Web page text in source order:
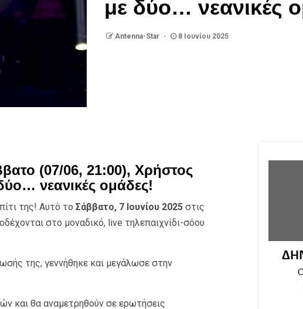
με δύο… νεανικές
Antenna-Star 8 Ιουνίου 2025
(07/06, 21:00), Χρήστος
νεανικές ομάδες!
της! Αυτό το Σάββατο, 7 Ιουνίου 2025 στις
στο μοναδικό, live τηλεπαιχνίδι-σόου
της, γεννήθηκε και μεγάλωσε στην
και θα αναμετρηθούν σε ερωτήσεις